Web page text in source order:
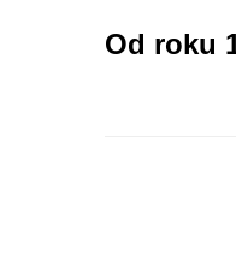
Od roku